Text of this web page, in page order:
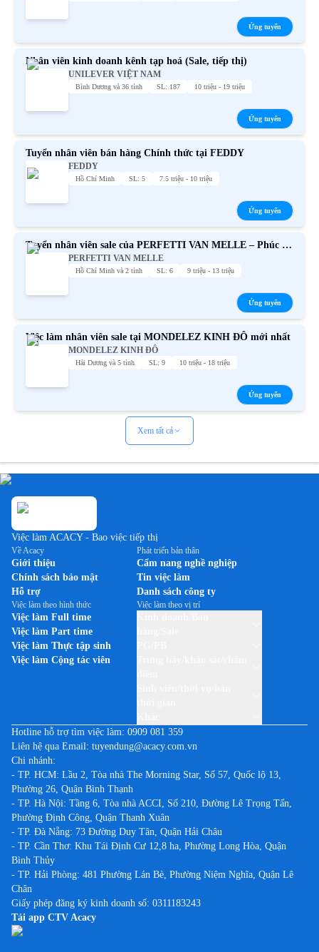
Ứng tuyển
Nhân viên kinh doanh kênh tạp hoá (Sale, tiếp thị)
UNILEVER VIỆT NAM
Bình Dương và 36 tỉnh SL: 187 10 triệu - 19 triệu
Ứng tuyển
Tuyển nhân viên bán hàng Chính thức tại FEDDY
FEDDY
Hồ Chí Minh SL: 5 7.5 triệu - 10 triệu
Ứng tuyển
Tuyển nhân viên sale của PERFETTI VAN MELLE – Phúc lợi
PERFETTI VAN MELLE
Hồ Chí Minh và 2 tỉnh SL: 6 9 triệu - 13 triệu
Ứng tuyển
Việc làm nhân viên sale tại MONDELEZ KINH ĐÔ mới nhất
MONDELEZ KINH ĐÔ
Hải Dương và 5 tỉnh SL: 9 10 triệu - 18 triệu
Ứng tuyển
Xem tất cả
Việc làm ACACY - Bao việc tiếp thị
Về Acacy
Giới thiệu
Chính sách bảo mật
Hỗ trợ
Phát triển bản thân
Cẩm nang nghề nghiệp
Tin việc làm
Danh sách công ty
Việc làm theo hình thức
Việc làm Full time
Việc làm Part time
Việc làm Thực tập sinh
Việc làm Cộng tác viên
Việc làm theo vị trí
Hotline hỗ trợ tìm việc làm: 0909 081 359
Liên hệ qua Email: tuyendung@acacy.com.vn
Chi nhánh:
- TP. HCM: Lầu 2, Tòa nhà The Morning Star, Số 57, Quốc lộ 13,
Phường 26, Quận Bình Thạnh
- TP. Hà Nội: Tầng 6, Tòa nhà ACCI, Số 210, Đường Lê Trọng Tấn,
Phường Định Công, Quận Thanh Xuân
- TP. Đà Nẵng: 73 Đường Duy Tân, Quận Hải Châu
- TP. Cần Thơ: Khu Tái Định Cư 12,8 ha, Phường Long Hòa, Quận
Bình Thủy
- TP. Hải Phòng: 481 Phường Lán Bè, Phường Niệm Nghĩa, Quận Lê
Chân
Giấy phép đăng ký kinh doanh số: 0311183243
Tải app CTV Acacy